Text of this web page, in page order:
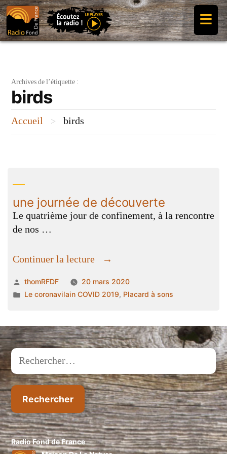
Aller
au
contenu
≡
Archives de l’étiquette :
birds
Accueil > birds
une journée de découverte
Le quatrième jour de confinement, à la rencontre
de nos …
Continuer la lecture
« une
de
découverte »
Publié
par
thomRFDF
20 mars 2020
Publié
Le coronavilain COVID 2019, Placard à sons
Rechercher :
Radio Fond de France